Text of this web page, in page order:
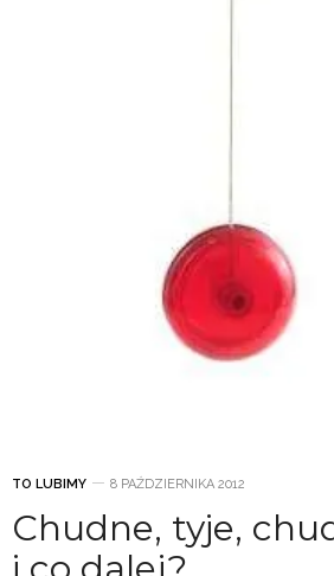
TO LUBIMY 8 PAŹDZIERNIKA 2012
Chudne, tyje,